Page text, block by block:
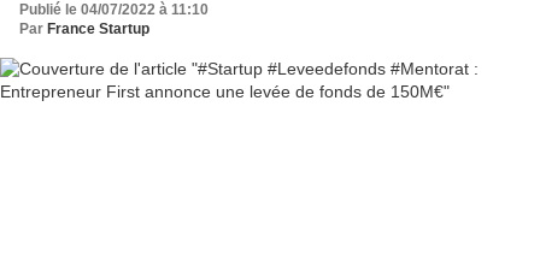
Publié le 04/07/2022 à 11:10
Par France Startup